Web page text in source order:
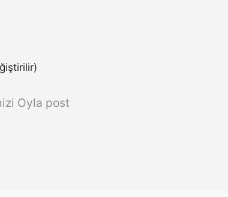
Oyla post